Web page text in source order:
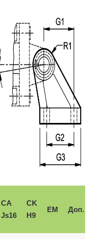
CA
Js16
CK
H9
EM Доп.